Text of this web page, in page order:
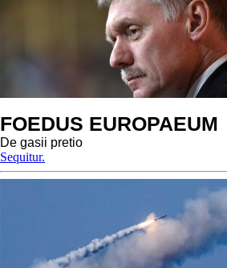
FOEDUS EUROPAEUM
De gasii pretio
Sequitur.